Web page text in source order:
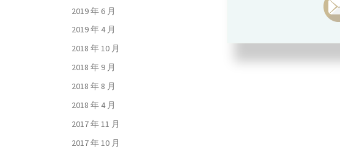
2019 年 6 月
2019 年 4 月
2018 年 10 月
2018 年 9 月
2018 年 8 月
2018 年 4 月
2017 年 11 月
2017 年 10 月